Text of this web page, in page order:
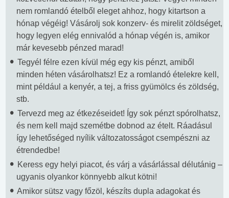
nem romlandó ételből eleget ahhoz, hogy kitartson a
hónap végéig! Vásárolj sok konzerv- és mirelit zöldséget,
hogy legyen elég ennivalód a hónap végén is, amikor
már kevesebb pénzed marad!
Tegyél félre ezen kívül még egy kis pénzt, amiből
minden héten vásárolhatsz! Ez a romlandó ételekre kell,
mint például a kenyér, a tej, a friss gyümölcs és zöldség,
stb.
Tervezd meg az étkezéseidet! Így sok pénzt spórolhatsz,
és nem kell majd szemétbe dobnod az ételt. Ráadásul
így lehetőséged nyílik változatosságot csempészni az
étrendedbe!
Keress egy helyi piacot, és várj a vásárlással délutánig –
ugyanis olyankor könnyebb alkut kötni!
Amikor sütsz vagy főzöl, készíts dupla adagokat és